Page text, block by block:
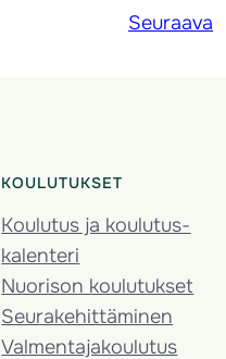
Seuraava
KOULUTUKSET
Koulutus ja koulutus­
kalenteri
Nuorison koulutukset
Seura­kehittäminen
Valmentaja­koulutus